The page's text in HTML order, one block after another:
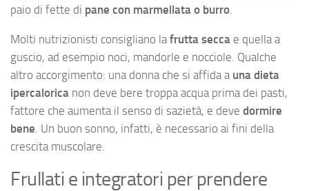
paio di fette di pane con marmellata o burro.
Molti nutrizionisti consigliano lafrutta secca e quella a
guscio, ad esempio noci, mandorle e nocciole. Qualche
altro accorgimento: una donna che si affida a una dieta
ipercalorica non deve bere troppa acqua prima dei pasti,
fattore che aumenta il senso di sazietà, e deve dormire
bene. Un buon sonno, infatti, è necessario ai fini della
crescita muscolare.
Frullati e integratori per prendere